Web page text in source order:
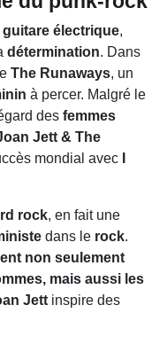
électrique,
détermination. Dans
The Runaways, un
à percer. Malgré le
des femmes
Jett & The
mondial avec
rock, en fait une
dans le rock.
non seulement
mais aussi les
Jett inspire des